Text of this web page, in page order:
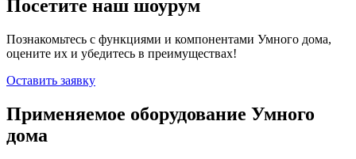
Посетите наш шоурум
Познакомьтесь с функциями и компонентами Умного дома,
оцените их и убедитесь в преимуществах!
Оставить заявку
Применяемое оборудование Умного
дома